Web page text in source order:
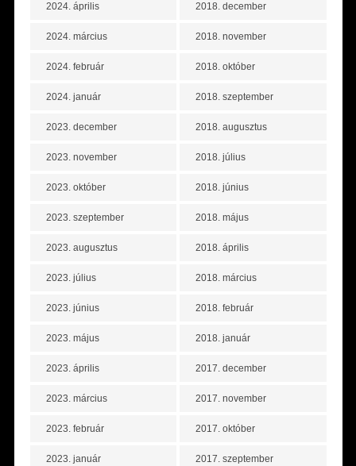
2024. április
2024. március
2024. február
2024. január
2023. december
2023. november
2023. október
2023. szeptember
2023. augusztus
2023. július
2023. június
2023. május
2023. április
2023. március
2023. február
2023. január
2018. december
2018. november
2018. október
2018. szeptember
2018. augusztus
2018. július
2018. június
2018. május
2018. április
2018. március
2018. február
2018. január
2017. december
2017. november
2017. október
2017. szeptember